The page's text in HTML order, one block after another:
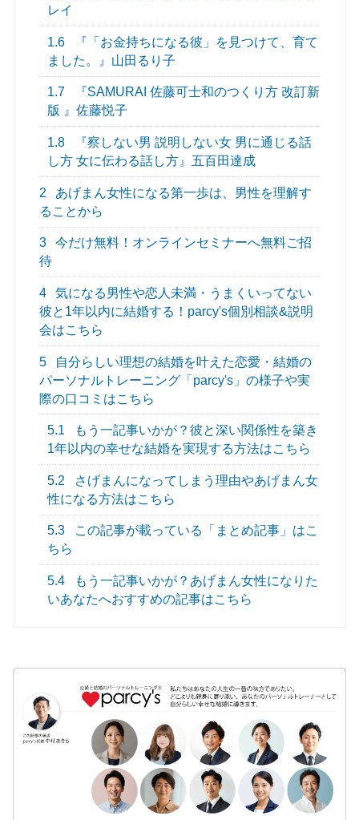
レイ
1.6
『「お金持ちになる彼」を見つけて、育て
ました。』山田るり子
1.7
『SAMURAI 佐藤可士和のつくり方 改訂新
版 』佐藤悦子
1.8
『察しない男 説明しない女 男に通じる話
し方 女に伝わる話し方』五百田達成
2
あげまん女性になる第一歩は、男性を理解す
ることから
3
今だけ無料！オンラインセミナーへ無料ご招
待
4
気になる男性や恋人未満・うまくいってない
彼と1年以内に結婚する！parcy's個別相談&説明
会はこちら
5
自分らしい理想の結婚を叶えた恋愛・結婚の
パーソナルトレーニング「parcy's」の様子や実
際の口コミはこちら
5.1
もう一記事いかが？彼と深い関係性を築き
1年以内の幸せな結婚を実現する方法はこちら
5.2
さげまんになってしまう理由やあげまん女
性になる方法はこちら
5.3
この記事が載っている「まとめ記事」はこ
ちら
5.4
もう一記事いかが？あげまん女性になりた
いあなたへおすすめの記事はこちら